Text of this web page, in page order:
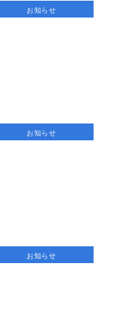
お知らせ
お知らせ
お知らせ